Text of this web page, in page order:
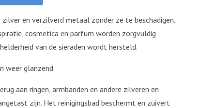
en verzilverd metaal zonder ze te beschadigen.
cosmetica en parfum worden zorgvuldig
van de sieraden wordt hersteld.
weer glanzend.
aan ringen, armbanden en andere zilveren en
zijn. Het reinigingsbad beschermt en zuivert